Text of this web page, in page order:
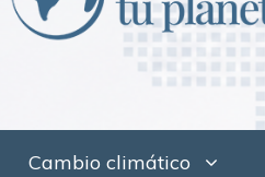
Cambio climático